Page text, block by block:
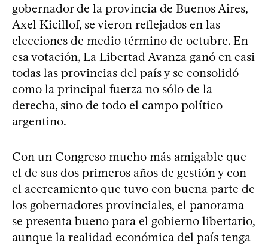
gobernador de la provincia de Buenos Aires,
Axel Kicillof, se vieron reflejados en las
elecciones de medio término de octubre. En
esa votación, La Libertad Avanza ganó en casi
todas las provincias del país y se consolidó
como la principal fuerza no sólo de la
derecha, sino de todo el campo político
argentino.
Con un Congreso mucho más amigable que
el de sus dos primeros años de gestión y con
el acercamiento que tuvo con buena parte de
los gobernadores provinciales, el panorama
se presenta bueno para el gobierno libertario,
aunque la realidad económica del país tenga